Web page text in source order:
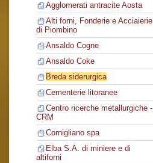
Agglomerati antracite Aosta
Alti forni, Fonderie e Acciaierie
di Piombino
Ansaldo Cogne
Ansaldo Coke
Breda siderurgica
Cementerie litoranee
Centro ricerche metallurgiche -
CRM
Cornigliano spa
Elba S.A. di miniere e di
altiforni